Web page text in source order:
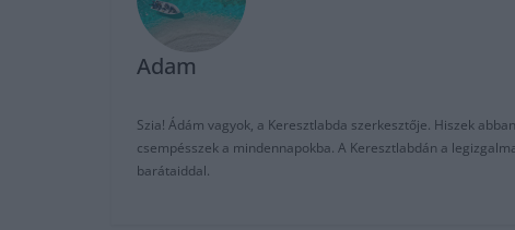
Adam
Szia! Ádám vagyok, a Keresztlabda szerkesztője. Hiszek
csempésszek a mindennapokba. A Keresztlabdán a
barátaiddal.